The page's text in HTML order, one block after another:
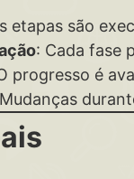
etapas são
: Cada fase
progresso é